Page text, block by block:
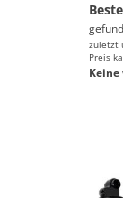
zuletzt
Preis